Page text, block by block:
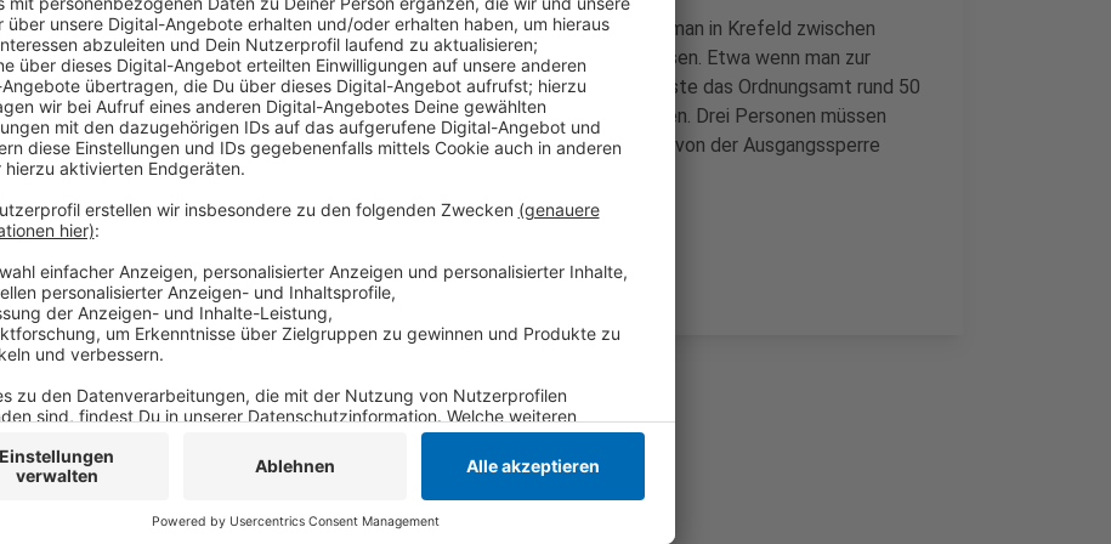
Man müsse jetzt die nächsten Tage abwarten. Seit gestern darf man in Krefeld zwischen
21:00 und 05:00 Uhr nur noch mit triftigem Grund das Haus verlassen. Etwa wenn man zur
Arbeit muss oder um mit dem Hund raus muss. In dieser Zeit musste das Ordnungsamt rund 50
Passanten verwarnen, die keinen wichtigen Grund angeben konnten. Drei Personen müssen
jeweils ein Bußgeld von 250 Euro zahlen, weil sie angeblich nichts von der Ausgangssperre
wussten, heißt es von der Stadt.